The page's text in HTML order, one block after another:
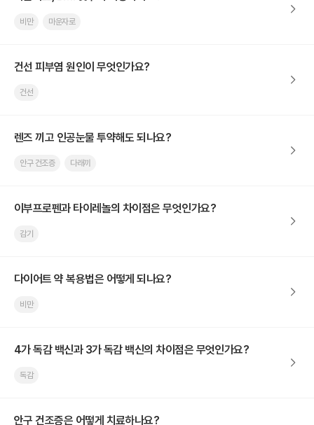
비만 마운자로
건선 피부염 원인이 무엇인가요?
건선
렌즈 끼고 인공눈물 투약해도 되나요?
안구 건조증 다래끼
이부프로펜과 타이레놀의 차이점은 무엇인가요?
감기
다이어트 약 복용법은 어떻게 되나요?
비만
4가 독감 백신과 3가 독감 백신의 차이점은 무엇인가요?
독감
안구 건조증은 어떻게 치료하나요?